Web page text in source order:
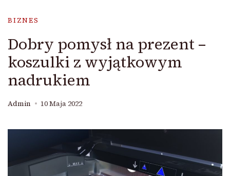
BIZNES
Dobry pomysł na prezent –
koszulki z wyjątkowym
nadrukiem
Admin 10 Maja 2022